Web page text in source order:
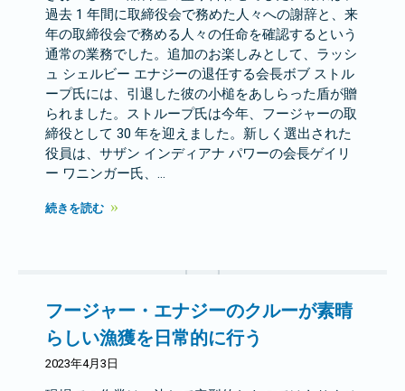
過去 1 年間に取締役会で務めた人々への謝辞と、来
年の取締役会で務める人々の任命を確認するという
通常の業務でした。追加のお楽しみとして、ラッシ
ュ シェルビー エナジーの退任する会長ボブ ストル
ープ氏には、引退した彼の小槌をあしらった盾が贈
られました。ストループ氏は今年、フージャーの取
締役として 30 年を迎えました。新しく選出された
役員は、サザン インディアナ パワーの会長ゲイリ
ー ワニンガー氏、…
続きを読む
フージャー・エナジーのクルーが素晴
らしい漁獲を日常的に行う
2023年4月3日